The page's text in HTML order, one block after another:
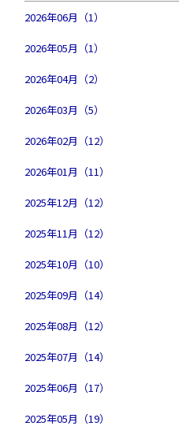
2026年06月（1）
2026年05月（1）
2026年04月（2）
2026年03月（5）
2026年02月（12）
2026年01月（11）
2025年12月（12）
2025年11月（12）
2025年10月（10）
2025年09月（14）
2025年08月（12）
2025年07月（14）
2025年06月（17）
2025年05月（19）